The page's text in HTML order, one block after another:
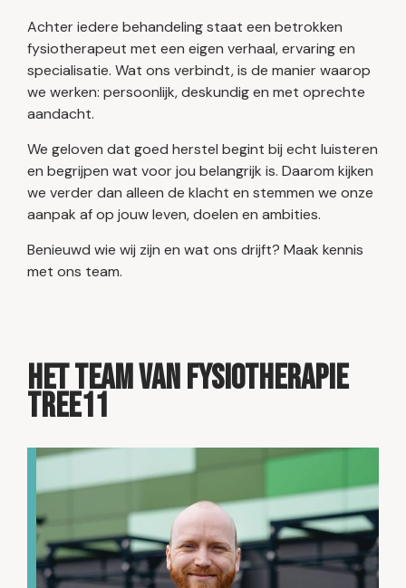
Achter iedere behandeling staat een betrokken
fysiotherapeut met een eigen verhaal, ervaring en
specialisatie. Wat ons verbindt, is de manier waarop
we werken: persoonlijk, deskundig en met oprechte
aandacht.
We geloven dat goed herstel begint bij echt luisteren
en begrijpen wat voor jou belangrijk is. Daarom kijken
we verder dan alleen de klacht en stemmen we onze
aanpak af op jouw leven, doelen en ambities.
Benieuwd wie wij zijn en wat ons drijft? Maak kennis
met ons team.
Het team van Fysiotherapie
TREE11